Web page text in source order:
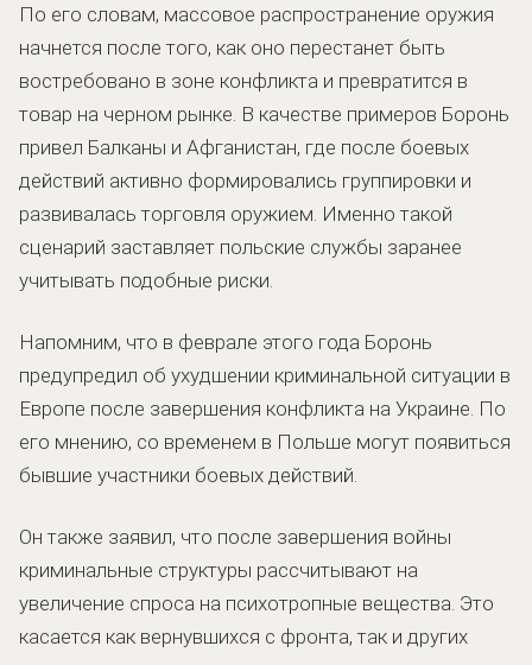
По его словам, массовое распространение оружия
начнется после того, как оно перестанет быть
востребовано в зоне конфликта и превратится в
товар на черном рынке. В качестве примеров Боронь
привел Балканы и Афганистан, где после боевых
действий активно формировались группировки и
развивалась торговля оружием. Именно такой
сценарий заставляет польские службы заранее
учитывать подобные риски.
Напомним, что в феврале этого года Боронь
предупредил об ухудшении криминальной ситуации в
Европе после завершения конфликта на Украине. По
его мнению, со временем в Польше могут появиться
бывшие участники боевых действий.
Он также заявил, что после завершения войны
криминальные структуры рассчитывают на
увеличение спроса на психотропные вещества. Это
касается как вернувшихся с фронта, так и других